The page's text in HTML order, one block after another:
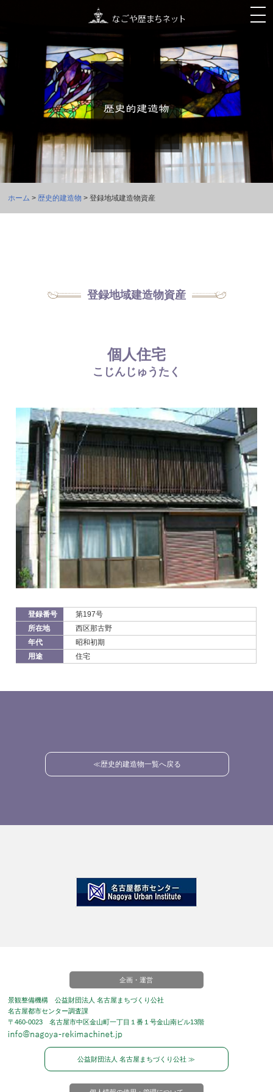
ホーム > 歴史的建造物 > 登録地域建造物資産
登録地域建造物資産
個人住宅
こじんじゅうたく
登録番号
第197号
所在地
西区那古野
年代
昭和初期
用途
住宅
≪歴史的建造物一覧へ戻る
企画・運営
景観整備機構 公益財団法人 名古屋まちづくり公社
名古屋都市センター調査課
〒460-0023 名古屋市中区金山町一丁目１番１号金山南ビル13階
公益財団法人 名古屋まちづくり公社 ≫